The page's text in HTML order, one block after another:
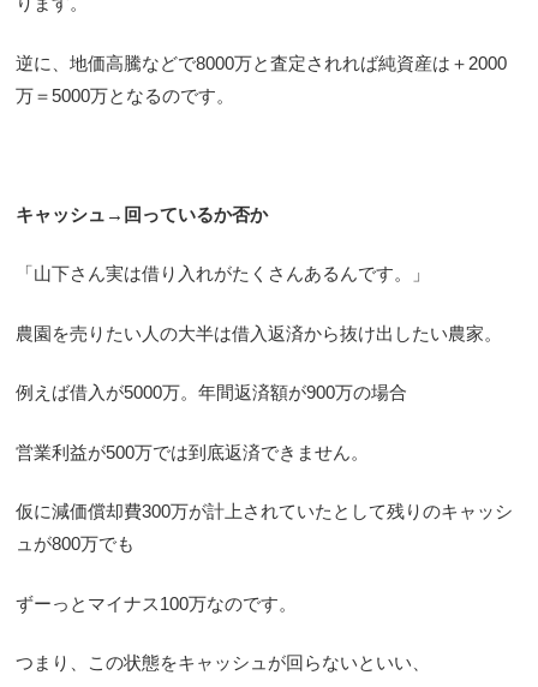
逆に、地価高騰などで8000万と査定されれば純資産は＋2000
万＝5000万となるのです。
キャッシュ→回っているか否か
「山下さん実は借り入れがたくさんあるんです。」
農園を売りたい人の大半は借入返済から抜け出したい農家。
例えば借入が5000万。年間返済額が900万の場合
営業利益が500万では到底返済できません。
仮に減価償却費300万が計上されていたとして残りのキャッシ
ュが800万でも
ずーっとマイナス100万なのです。
つまり、この状態をキャッシュが回らないといい、